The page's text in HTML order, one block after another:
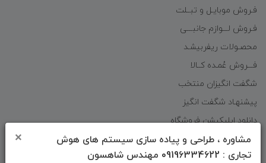
مشاوره ، طراحی و پیاده سازی سیستم های هوش
تجاری : 09196334622 مهندس شاهسون
×
فـروش موبایـل و تبــلت
فـروش لـــوازم جانبـــی
محصـولات ریفربیشـد
فـــروش عُمـده کــالا
شگفت انگیزان منتخب
پیشنهـاد شگفت انگیز
دانلود اپلیکیشن فروشگاه
دسترسی سریع